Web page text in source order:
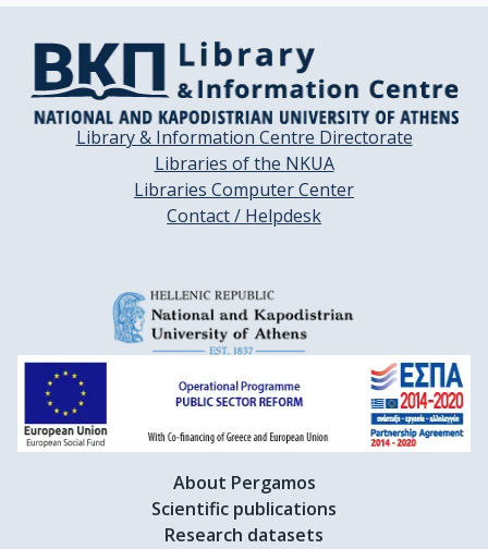
Library & Information Centre Directorate
Libraries of the NKUA
Libraries Computer Center
Contact / Helpdesk
About Pergamos
Scientific publications
Research datasets